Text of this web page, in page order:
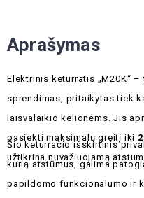
Aprašymas
Elektrinis keturratis „M20K“
sprendimas, pritaikytas tiek
laisvalaikio kelionėms. Jis
pasiekti maksimalų greitį iki
užtikrina nuvažiuojamą
Šio keturračio išskirtinis
kurią atstūmus, galima
papildomo funkcionalumo ir